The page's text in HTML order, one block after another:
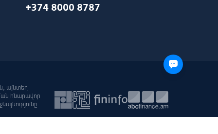
+374 8000 8787
այնտեղ
հնարավոր